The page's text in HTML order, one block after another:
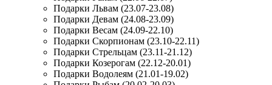
Подарки Львам (23.07-23.08)
Подарки Девам (24.08-23.09)
Подарки Весам (24.09-22.10)
Подарки Скорпионам (23.10-22.11)
Подарки Стрельцам (23.11-21.12)
Подарки Козерогам (22.12-20.01)
Подарки Водолеям (21.01-19.02)